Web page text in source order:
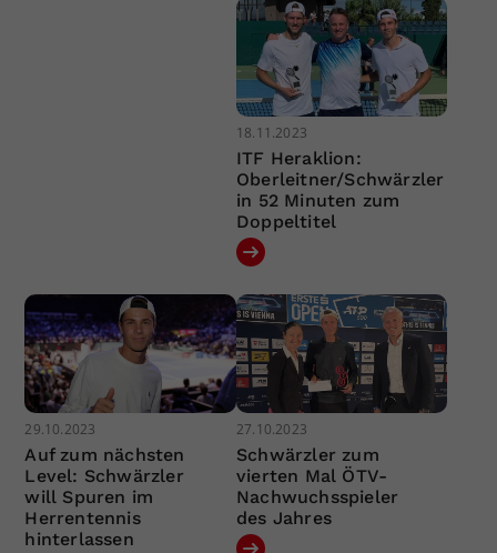
18.11.2023
ITF Heraklion:
Oberleitner/Schwärzler
in 52 Minuten zum
Doppeltitel
29.10.2023
Auf zum nächsten
Level: Schwärzler
will Spuren im
Herrentennis
hinterlassen
27.10.2023
Schwärzler zum
vierten Mal ÖTV-
Nachwuchsspieler
des Jahres